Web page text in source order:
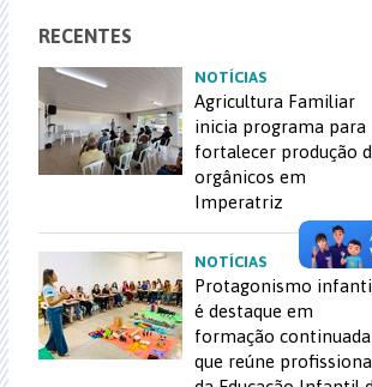
RECENTES
NOTÍCIAS
Agricultura Familiar
inicia programa para
fortalecer produção
orgânicos em
Imperatriz
NOTÍCIAS
Protagonismo
é destaque em
formação continuada
que reúne